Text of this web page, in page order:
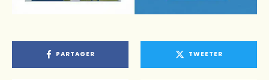
PARTAGER TWEETER